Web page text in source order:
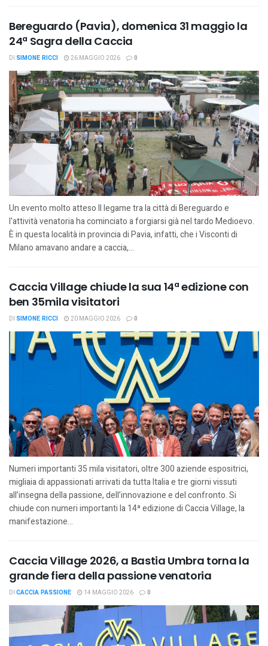
Bereguardo (Pavia), domenica 31 maggio la
24ª Sagra della Caccia
DI SIMONE RICCI 26 MAGGIO 2026 0
Un evento molto atteso Il legame tra la città di Bereguardo e
l'attività venatoria ha cominciato a forgiarsi già nel tardo Medioevo.
È in questa località in provincia di Pavia, infatti, che i Visconti di
Milano amavano andare a caccia,...
Caccia Village chiude la sua 14ª edizione con
ben 35mila visitatori
DI SIMONE RICCI 20 MAGGIO 2026 0
Numeri importanti 35 mila visitatori, oltre 300 aziende espositrici,
migliaia di appassionati arrivati da tutta Italia e tre giorni vissuti
all’insegna della passione, dell’innovazione e del confronto. Si
chiude con numeri importanti la 14ª edizione di Caccia Village, la
manifestazione...
Caccia Village 2026, a Bastia Umbra torna la
grande fiera della passione venatoria
DI CACCIA PASSIONE 14 MAGGIO 2026 0